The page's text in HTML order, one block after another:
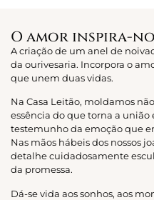
O amor inspira-
A criação de um anel de
da ourivesaria. Incorpora o
que unem duas vidas.
Na Casa Leitão, moldamos
essência do que torna a união
testemunho da emoção que
Nas mãos hábeis dos nossos
detalhe cuidadosamente
da promessa.
Dá-se vida aos sonhos, aos